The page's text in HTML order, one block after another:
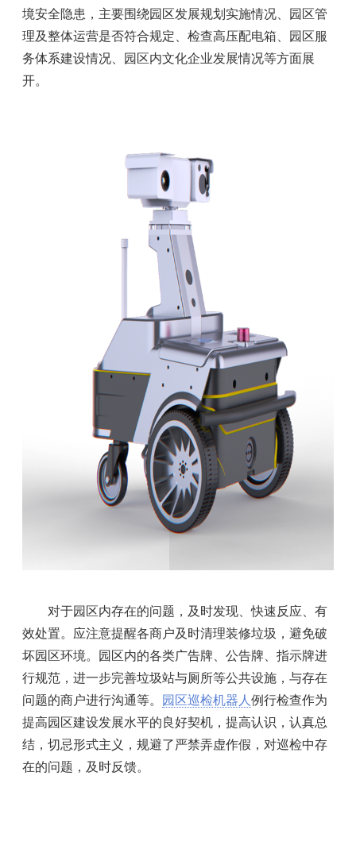
境安全隐患，主要围绕园区发展规划实施情况、园区管
理及整体运营是否符合规定、检查高压配电箱、园区服
务体系建设情况、园区内文化企业发展情况等方面展
开。
对于园区内存在的问题，及时发现、快速反应、有
效处置。应注意提醒各商户及时清理装修垃圾，避免破
坏园区环境。园区内的各类广告牌、公告牌、指示牌进
行规范，进一步完善垃圾站与厕所等公共设施，与存在
问题的商户进行沟通等。 园区巡检机器人例行检查作为
提高园区建设发展水平的良好契机，提高认识，认真总
结，切忌形式主义，规避了严禁弄虚作假，对巡检中存
在的问题，及时反馈。